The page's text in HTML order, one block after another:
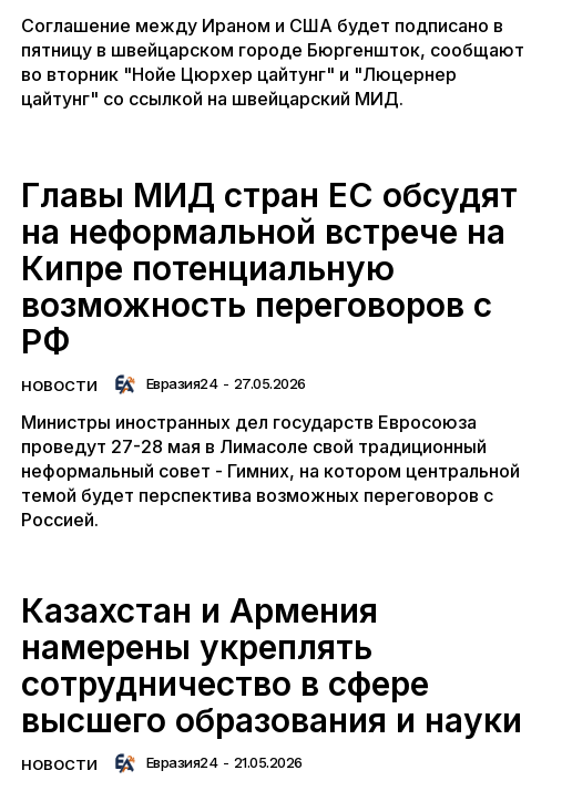
Соглашение между Ираном и США будет подписано в
пятницу в швейцарском городе Бюргеншток, сообщают
во вторник "Нойе Цюрхер цайтунг" и "Люцернер
цайтунг" со ссылкой на швейцарский МИД.
Главы МИД стран ЕС обсудят
на неформальной встрече на
Кипре потенциальную
возможность переговоров с
РФ
НОВОСТИ Евразия24 - 27.05.2026
Министры иностранных дел государств Евросоюза
проведут 27-28 мая в Лимасоле свой традиционный
неформальный совет - Гимних, на котором центральной
темой будет перспектива возможных переговоров с
Россией.
Казахстан и Армения
намерены укреплять
сотрудничество в сфере
высшего образования и науки
НОВОСТИ Евразия24 - 21.05.2026